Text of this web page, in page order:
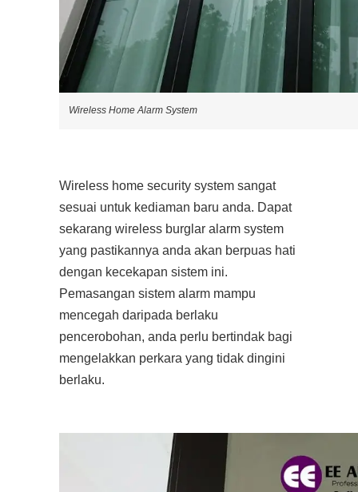
Wireless Home Alarm System
Wireless home security system sangat
sesuai untuk kediaman baru anda. Dapat
sekarang wireless burglar alarm system
yang pastikannya anda akan berpuas hati
dengan kecekapan sistem ini.
Pemasangan sistem alarm mampu
mencegah daripada berlaku
pencerobohan, anda perlu bertindak bagi
mengelakkan perkara yang tidak dingini
berlaku.